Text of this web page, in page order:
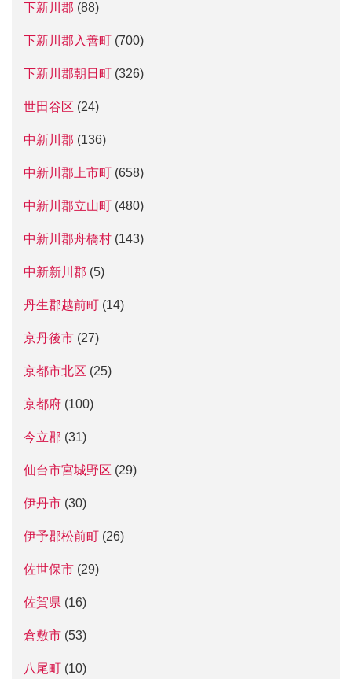
下新川郡 (88)
下新川郡入善町 (700)
下新川郡朝日町 (326)
世田谷区 (24)
中新川郡 (136)
中新川郡上市町 (658)
中新川郡立山町 (480)
中新川郡舟橋村 (143)
中新新川郡 (5)
丹生郡越前町 (14)
京丹後市 (27)
京都市北区 (25)
京都府 (100)
今立郡 (31)
仙台市宮城野区 (29)
伊丹市 (30)
伊予郡松前町 (26)
佐世保市 (29)
佐賀県 (16)
倉敷市 (53)
八尾町 (10)